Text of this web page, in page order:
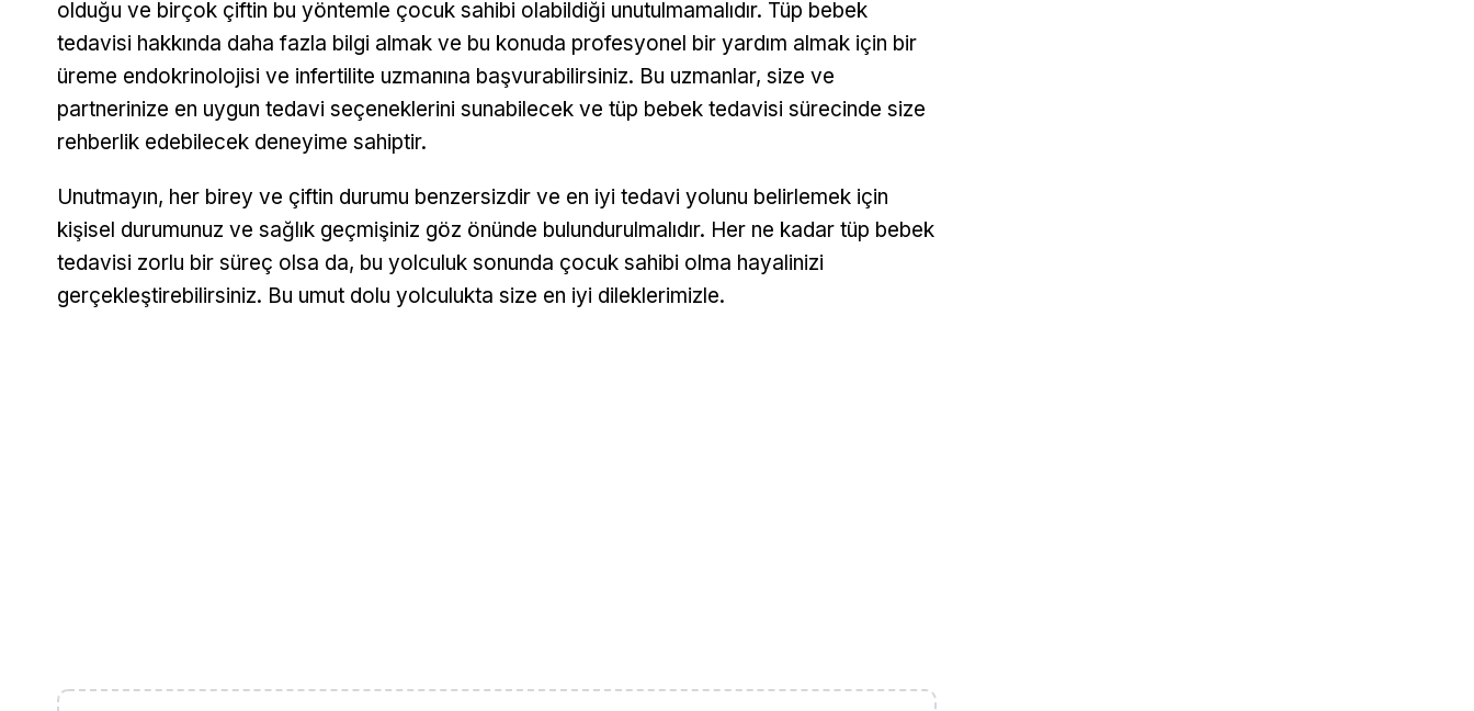
olduğu ve birçok çiftin bu yöntemle çocuk sahibi olabildiği unutulmamalıdır. Tüp bebek
tedavisi hakkında daha fazla bilgi almak ve bu konuda profesyonel bir yardım almak için bir
üreme endokrinolojisi ve infertilite uzmanına başvurabilirsiniz. Bu uzmanlar, size ve
partnerinize en uygun tedavi seçeneklerini sunabilecek ve tüp bebek tedavisi sürecinde size
rehberlik edebilecek deneyime sahiptir.
Unutmayın, her birey ve çiftin durumu benzersizdir ve en iyi tedavi yolunu belirlemek için
kişisel durumunuz ve sağlık geçmişiniz göz önünde bulundurulmalıdır. Her ne kadar tüp bebek
tedavisi zorlu bir süreç olsa da, bu yolculuk sonunda çocuk sahibi olma hayalinizi
gerçekleştirebilirsiniz. Bu umut dolu yolculukta size en iyi dileklerimizle.